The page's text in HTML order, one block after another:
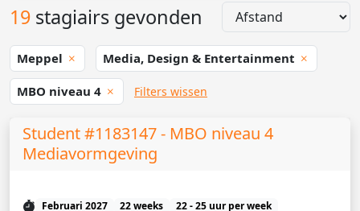
19 stagiairs gevonden
Meppel Media, Design & Entertainment
MBO niveau 4 Filters wissen
Student #1183147 - MBO niveau 4
Mediavormgeving
Februari 2027 22 weeks 22 - 25 uur per week